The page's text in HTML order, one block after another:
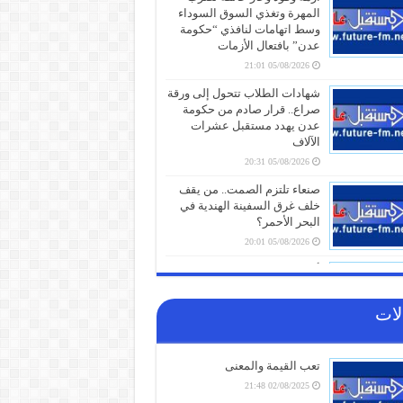
المهرة وتغذي السوق السوداء
وسط اتهامات لنافذي “حكومة
عدن” بافتعال الأزمات
05/08/2026 21:01
شهادات الطلاب تتحول إلى ورقة
صراع.. قرار صادم من حكومة
عدن يهدد مستقبل عشرات
الآلاف
05/08/2026 20:31
صنعاء تلتزم الصمت.. من يقف
خلف غرق السفينة الهندية في
البحر الأحمر؟
05/08/2026 20:01
أزمة مياه طاحنة ومئات البيوت
اليابانية تكشف الخسائر الثقيلة
أزمة الخدمات والرواتب تفجر
الشارع بالضالع.. هتافات تندد
تعب القيمة والمعنى
02/08/2025 21:48